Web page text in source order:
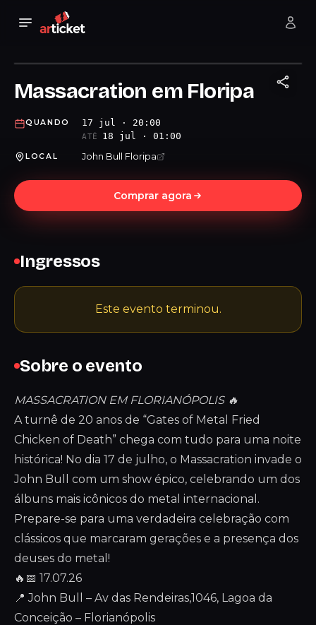
Massacration em Floripa
QUANDO 17 jul · 20:00
ATÉ 18 jul · 01:00
LOCAL John Bull Floripa
Comprar agora
Sobre o evento
MASSACRATION EM FLORIANÓPOLIS 🔥
A turnê de 20 anos de “Gates of Metal Fried
Chicken of Death” chega com tudo para uma noite
histórica! No dia 17 de julho, o Massacration invade o
John Bull com um show épico, celebrando um dos
álbuns mais icônicos do metal internacional.
Prepare-se para uma verdadeira celebração com
clássicos que marcaram gerações e a presença dos
deuses do metal!
🔥📅 17.07.26
📍 John Bull – Av das Rendeiras,1046, Lagoa da
Conceição – Florianópolis
Ingressos
Este evento terminou.